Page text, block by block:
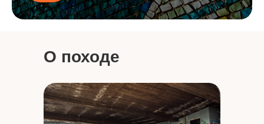
О походе